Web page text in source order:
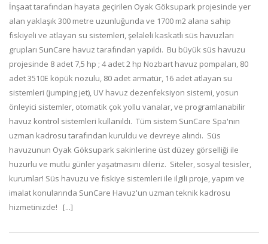
İnşaat tarafından hayata geçirilen Oyak Göksupark projesinde yer
alan yaklaşık 300 metre uzunluğunda ve 1700 m2 alana sahip
fıskiyeli ve atlayan su sistemleri, şelaleli kaskatlı süs havuzları
grupları SunCare havuz tarafından yapıldı. Bu büyük süs havuzu
projesinde 8 adet 7,5 hp ; 4 adet 2 hp Nozbart havuz pompaları, 80
adet 3510E köpük nozulu, 80 adet armatür, 16 adet atlayan su
sistemleri (jumping jet), UV havuz dezenfeksiyon sistemi, yosun
önleyici sistemler, otomatik çok yollu vanalar, ve programlanabilir
havuz kontrol sistemleri kullanıldı. Tüm sistem SunCare Spa'nın
uzman kadrosu tarafından kuruldu ve devreye alındı. Süs
havuzunun Oyak Göksupark sakinlerine üst düzey görselliği ile
huzurlu ve mutlu günler yaşatmasını dileriz. Siteler, sosyal tesisler,
kurumlar! Süs havuzu ve fıskiye sistemleri ile ilgili proje, yapım ve
imalat konularında SunCare Havuz'un uzman teknik kadrosu
hizmetinizde! [...]